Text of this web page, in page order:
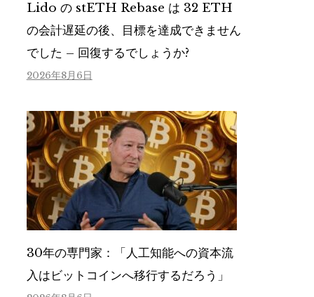
Lido の stETH Rebase は 32 ETH
の会計遅延の後、目標を達成できません
でした – 回復するでしょうか?
2026年8月6日
30年の専門家：「人工知能への資本流
入はビットコインへ移行するだろう」